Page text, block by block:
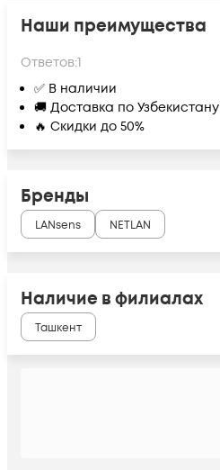
Наши преимущества
Ответов:1
✅ В наличии
🚚 Доставка по Узбекистану
🔥 Скидки до 50%
Бренды
LANsens NETLAN
Наличие в филиалах
Ташкент